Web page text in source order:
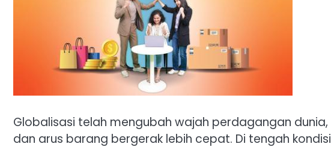
Globalisasi telah mengubah wajah perdagangan
dan arus barang bergerak lebih cepat. Di tengah